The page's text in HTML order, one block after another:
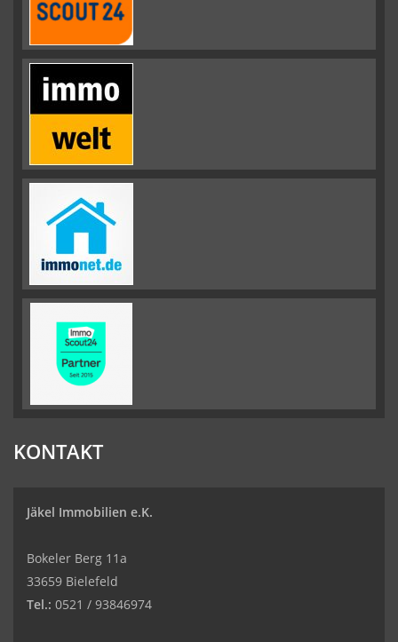
KONTAKT
Jäkel Immobilien e.K.
Bokeler Berg 11a
33659 Bielefeld
Tel.: 0521 / 93846974